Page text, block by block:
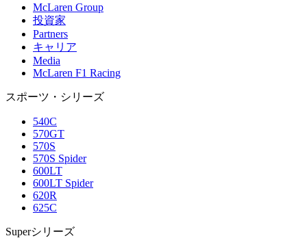
McLaren Group
投資家
Partners
キャリア
Media
McLaren F1 Racing
スポーツ・シリーズ
540C
570GT
570S
570S Spider
600LT
600LT Spider
620R
625C
Superシリーズ